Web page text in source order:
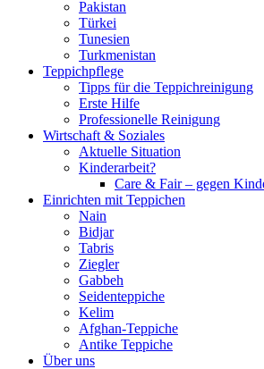
Pakistan
Türkei
Tunesien
Turkmenistan
Teppich­pflege
Tipps für die Teppichreinigung
Erste Hilfe
Professionelle Reinigung
Wirtschaft & Soziales
Aktuelle Situation
Kinderarbeit?
Care & Fair – gegen
Einrichten mit Teppichen
Nain
Bidjar
Tabris
Ziegler
Gabbeh
Seidenteppiche
Kelim
Afghan-Teppiche
Antike Teppiche
Über uns